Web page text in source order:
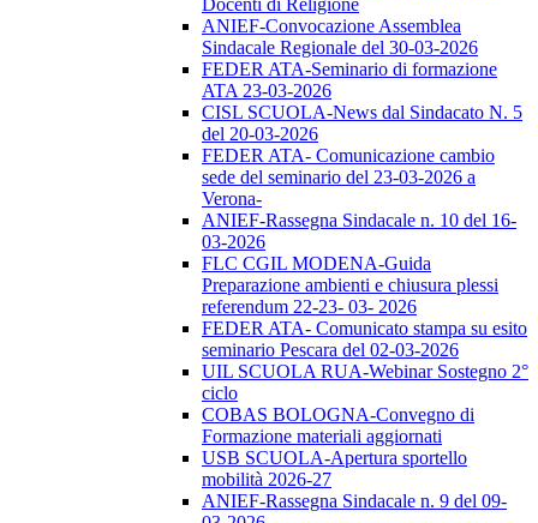
Docenti di Religione
ANIEF-Convocazione Assemblea
Sindacale Regionale del 30-03-2026
FEDER ATA-Seminario di formazione
ATA 23-03-2026
CISL SCUOLA-News dal Sindacato N. 5
del 20-03-2026
FEDER ATA- Comunicazione cambio
sede del seminario del 23-03-2026 a
Verona-
ANIEF-Rassegna Sindacale n. 10 del 16-
03-2026
FLC CGIL MODENA-Guida
Preparazione ambienti e chiusura plessi
referendum 22-23- 03- 2026
FEDER ATA- Comunicato stampa su esito
seminario Pescara del 02-03-2026
UIL SCUOLA RUA-Webinar Sostegno 2°
ciclo
COBAS BOLOGNA-Convegno di
Formazione materiali aggiornati
USB SCUOLA-Apertura sportello
mobilità 2026-27
ANIEF-Rassegna Sindacale n. 9 del 09-